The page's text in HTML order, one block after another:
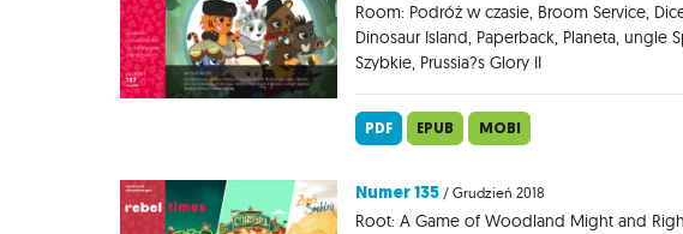
Room: Podróż w czasie, Broom Service,
Dinosaur Island, Paperback, Planeta, ungle
Szybkie, Prussia?s Glory II
PDF EPUB MOBI
Numer 135 / Grudzień 2018
Root: A Game of Woodland Might and